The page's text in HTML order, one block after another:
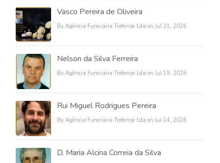
Vasco Pereira de Oliveira
By Agência Funerária Trofense Lda on Jul 21, 2026
Nelson da Silva Ferreira
By Agência Funerária Trofense Lda on Jul 19, 2026
Rui Miguel Rodrigues Pereira
By Agência Funerária Trofense Lda on Jul 14, 2026
D. Maria Alcina Correia da Silva